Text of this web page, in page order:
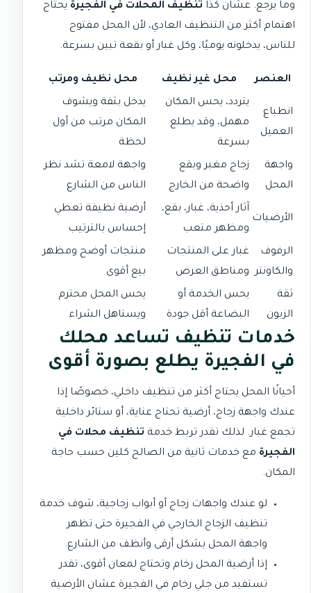
وما يرجع. عشان كذا تنظيف المحلات في الفجيرة يحتاج
اهتمام أكثر من التنظيف العادي، لأن المحل مفتوح
للناس، يدخلونه يوميًا، وكل غبار أو بقعة تبين بسرعة.
العنصر محل غير نظيف محل نظيف ومرتب
انطباع
العميل
يتردد، يحس المكان
مهمل، وقد يطلع
بسرعة
يدخل بثقة ويشوف
المكان مرتب من أول
لحظة
واجهة
المحل
زجاج مغبر وبقع
واضحة من الخارج
واجهة لامعة تشد نظر
الناس من الشارع
الأرضيات
آثار أحذية، غبار، بقع،
ومظهر متعب
أرضية نظيفة تعطي
إحساس بالترتيب
الرفوف
والكاونتر
غبار على المنتجات
ومناطق العرض
منتجات أوضح ومظهر
بيع أقوى
ثقة
الزبون
يحس الخدمة أو
البضاعة أقل جودة
يحس المحل محترم
ويستاهل الشراء
خدمات تنظيف تساعد محلك
في الفجيرة يطلع بصورة أقوى
أحيانًا المحل يحتاج أكثر من تنظيف داخلي، خصوصًا إذا
عندك واجهة زجاج، أرضية تحتاج عناية، أو ستائر داخلية
تجمع غبار. لذلك تقدر تربط خدمة تنظيف محلات في
الفجيرة مع خدمات ثانية من الصالح كلين حسب حاجة
المكان.
لو عندك واجهات زجاج أو أبواب زجاجية، شوف خدمة
تنظيف الزجاج الخارجي في الفجيرة حتى تظهر
واجهة المحل بشكل أرقى وأنظف من الشارع.
إذا أرضية المحل رخام وتحتاج لمعان أقوى، تقدر
تستفيد من جلي رخام في الفجيرة عشان الأرضية